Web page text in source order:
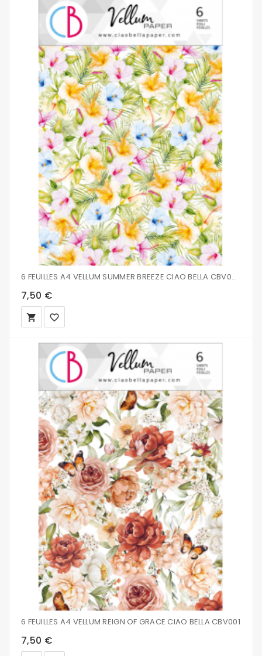
6 FEUILLES A4 VELLUM SUMMER BREEZE CIAO BELLA CBV005
7,50 €
local_grocery_store favorite_border
6 FEUILLES A4 VELLUM REIGN OF GRACE CIAO BELLA CBV001
7,50 €